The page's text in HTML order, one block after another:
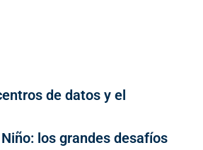
de datos y el
los grandes desafíos